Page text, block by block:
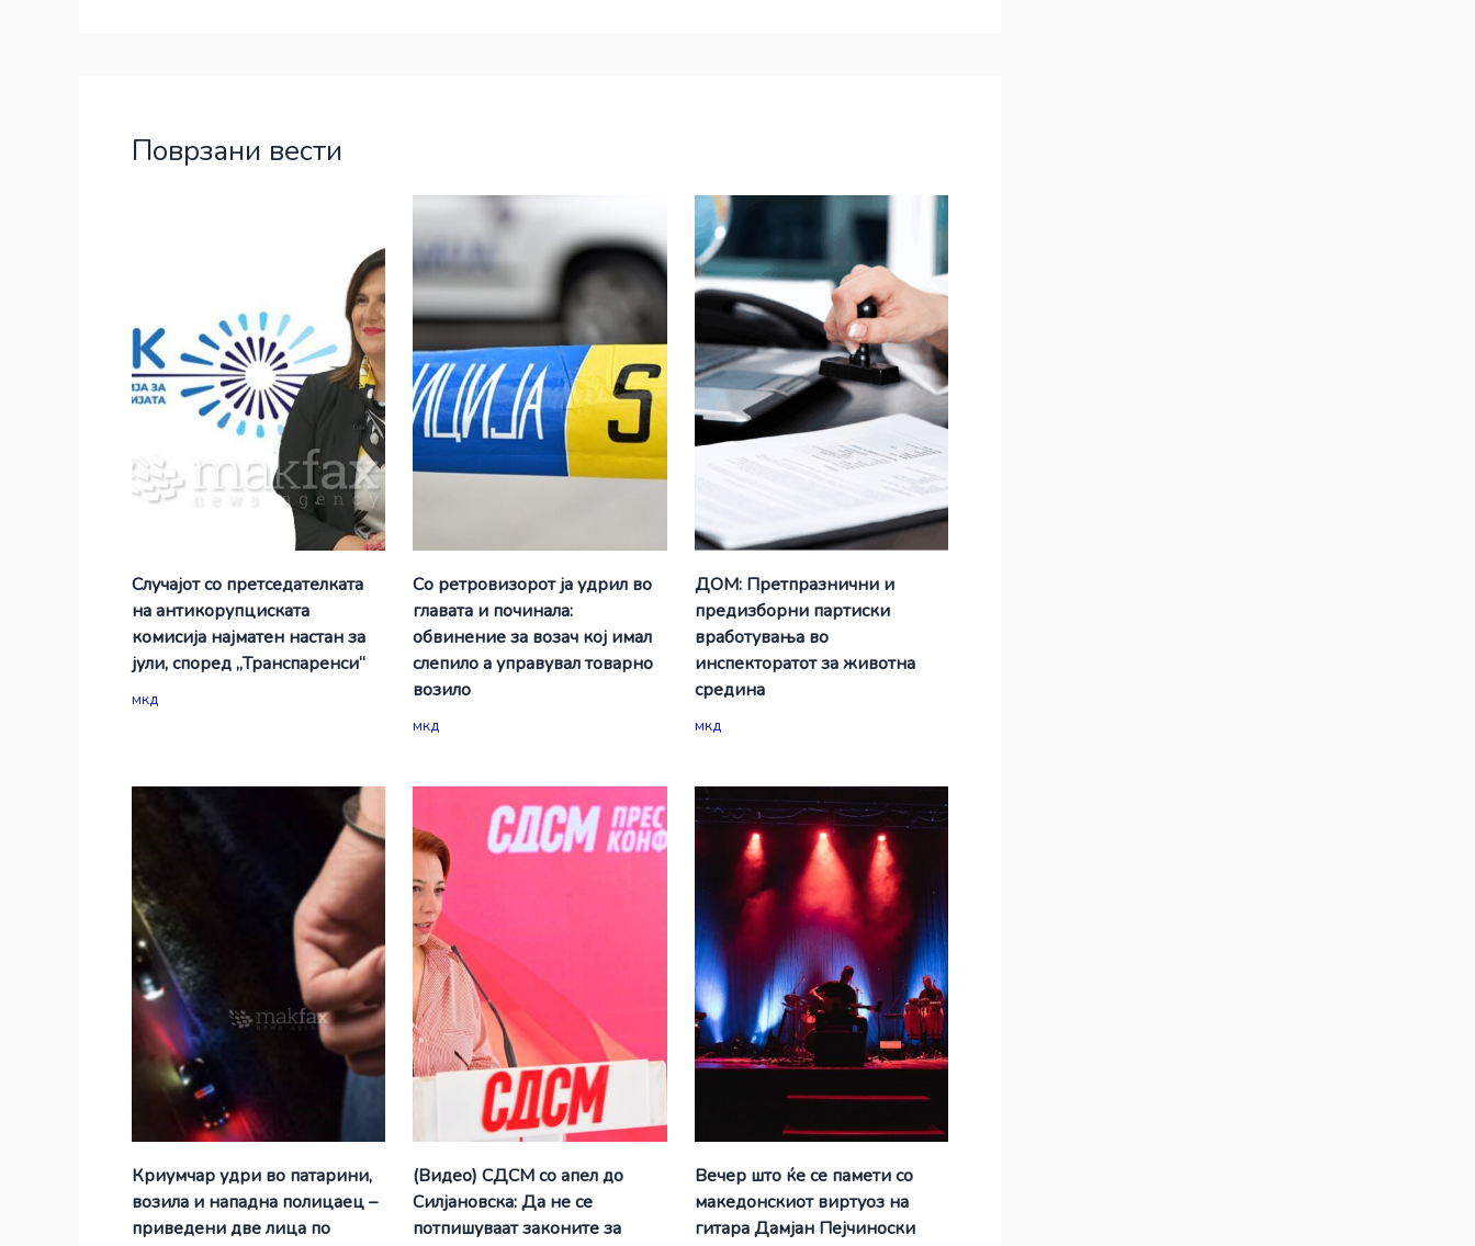
Поврзани вести
Случајот со претседателката
на антикорупциската
комисија најматен настан за
јули, според „Транспаренси“
мкд
Со ретровизорот ја удрил во
главата и починала:
обвинение за возач кој имал
слепило а управувал товарно
возило
мкд
ДОМ: Претпразнични и
предизборни партиски
вработувања во
инспекторатот за животна
средина
мкд
Криумчар удри во патарини,
возила и нападна полицаец –
приведени две лица по
(Видео) СДСМ со апел до
Силјановска: Да не се
потпишуваат законите за
Вечер што ќе се памети со
македонскиот виртуоз на
гитара Дамјан Пејчиноски